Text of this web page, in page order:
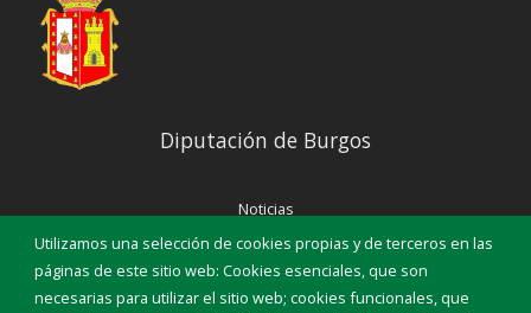
Utilizamos una selección de cookies propias y de terceros en las
páginas de este sitio web: Cookies esenciales, que son
necesarias para utilizar el sitio web; cookies funcionales, que
Diputación de Burgos
Noticias
Eventos
Corporación Municipal
Teléfonos de interés